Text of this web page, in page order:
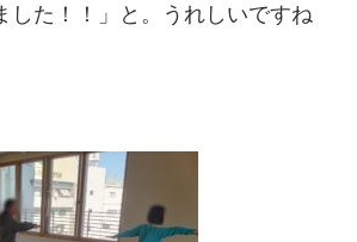
した！！」と。うれしいですね